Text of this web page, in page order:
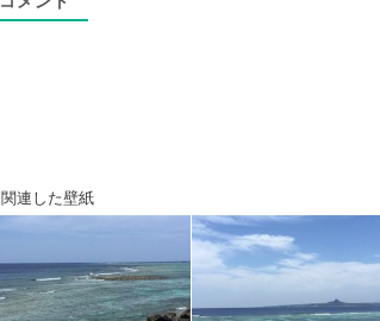
関連した壁紙